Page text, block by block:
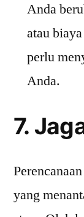
Anda
atau
perlu
Anda.
7.
yang